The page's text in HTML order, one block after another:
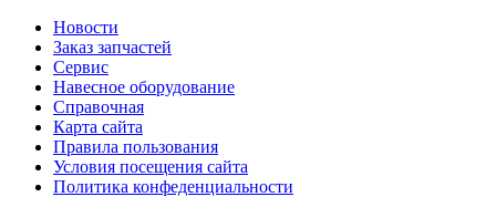
Новости
Заказ запчастей
Сервис
Навесное оборудование
Справочная
Карта сайта
Правила пользования
Условия посещения сайта
Политика конфеденциальности